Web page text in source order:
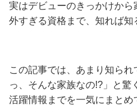
実はデビューのきっかけか
外すぎる資格まで、知れば知
この記事では、あまり知ら
っ、そんな家族なの!?」と驚
活躍情報までを一気にまとめ